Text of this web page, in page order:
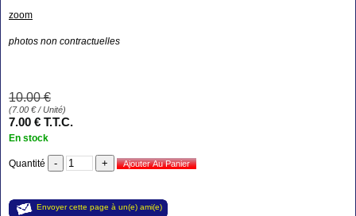
zoom
photos non contractuelles
10.00 €
(7.00 €/ Unité)
7.00 € T.T.C.
En stock
Quantité
Envoyer cette page à un(e) ami(e)